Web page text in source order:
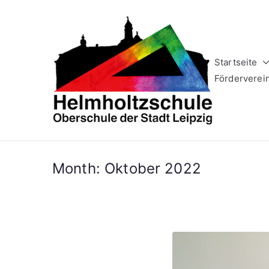
Startseite
Month: Oktober 2022